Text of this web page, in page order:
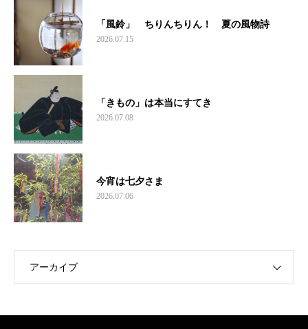
「風鈴」 ちりんちりん！ 夏の風物詩
2026.07.15
「きもの」は本当にすてき
2026.07.08
今宵は七夕さま
2026.07.06
アーカイブ